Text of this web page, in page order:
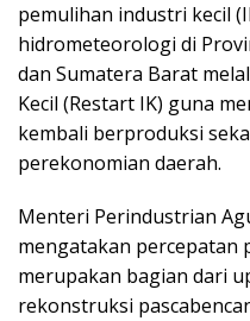
pemulihan industri kecil
hidrometeorologi di
dan Sumatera Barat
Kecil (Restart IK) guna
kembali berproduksi
perekonomian daerah.
Menteri Perindustrian
mengatakan percepatan
merupakan bagian dari
rekonstruksi